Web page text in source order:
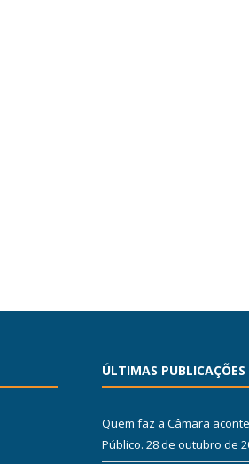
ÚLTIMAS PUBLICAÇÕES
Quem faz a Câmara
Público. 28 de outubro de